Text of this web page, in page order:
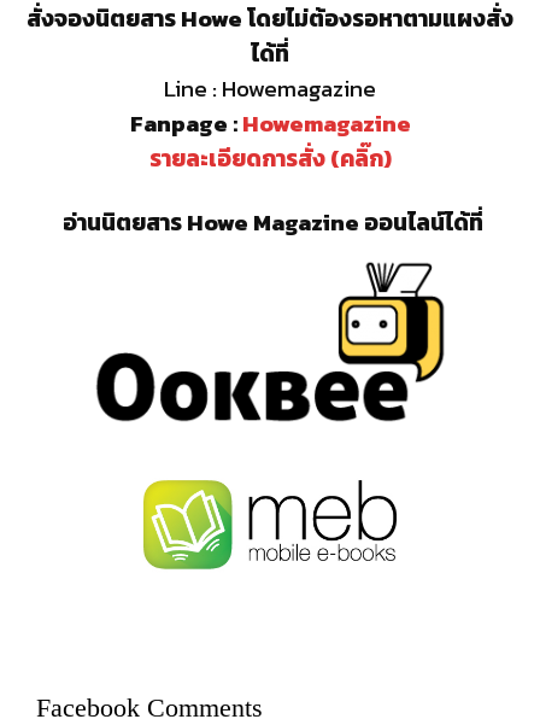
สั่งจองนิตยสาร Howe โดยไม่ต้องรอหาตามแผงสั่ง
ได้ที่
Line : Howemagazine
Fanpage :Howemagazine
รายละเอียดการสั่ง (คลิ๊ก)
อ่านนิตยสาร Howe Magazine ออนไลน์ได้ที่
Facebook Comments